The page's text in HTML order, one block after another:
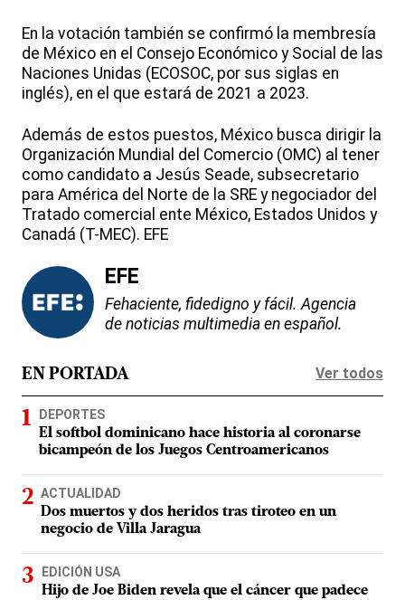
En la votación también se confirmó la membresía
de México en el Consejo Económico y Social de las
Naciones Unidas (ECOSOC, por sus siglas en
inglés), en el que estará de 2021 a 2023.
Además de estos puestos, México busca dirigir la
Organización Mundial del Comercio (OMC) al tener
como candidato a Jesús Seade, subsecretario
para América del Norte de la SRE y negociador del
Tratado comercial ente México, Estados Unidos y
Canadá (T-MEC). EFE
EFE
Fehaciente, fidedigno y fácil. Agencia
de noticias multimedia en español.
EN PORTADA Ver todos
DEPORTES
El softbol dominicano hace historia al coronarse
bicampeón de los Juegos Centroamericanos
ACTUALIDAD
Dos muertos y dos heridos tras tiroteo en un
negocio de Villa Jaragua
EDICIÓN USA
Hijo de Joe Biden revela que el cáncer que padece